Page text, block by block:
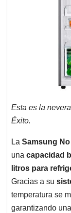
Esta es la
Éxito.
La Samsung
una capacidad
litros para
Gracias a su
temperatura se
garantizando